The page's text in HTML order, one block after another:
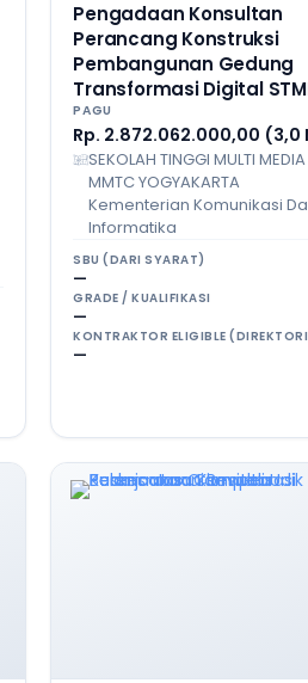
Pengadaan Konsultan
Perancang Konstruksi
Pembangunan Gedung
Transformasi Digital
PAGU
Rp. 2.872.062.000,00 (3,0
SEKOLAH TINGGI MULTI MEDIA
MMTC YOGYAKARTA
Kementerian Komunikasi
Informatika
SBU (DARI SYARAT)
—
GRADE / KUALIFIKASI
—
KONTRAKTOR ELIGIBLE
—